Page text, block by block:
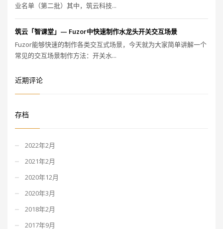
业名单（第二批）其中，筑云科技...
筑云「智课堂」— Fuzor中快速制作水龙头开关交互场景
Fuzor能够快速的制作各类交互式场景，今天就为大家简单讲解一个
常见的交互场景制作方法：开关水...
近期评论
存档
2022年2月
2021年2月
2020年12月
2020年3月
2018年2月
2017年9月